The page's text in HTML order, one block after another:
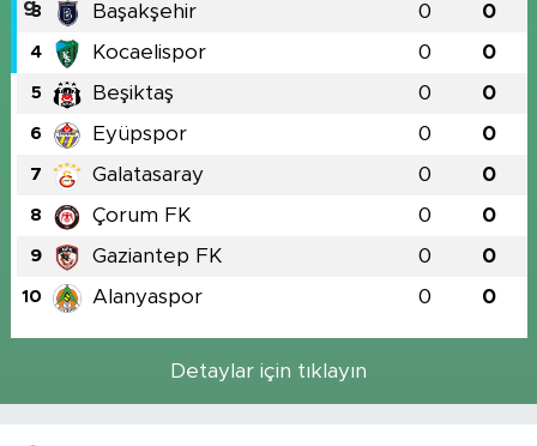
3 Başakşehir 0 0
4 Kocaelispor 0 0
5 Beşiktaş 0 0
6 Eyüpspor 0 0
7 Galatasaray 0 0
8 Çorum FK 0 0
9 Gaziantep FK 0 0
10 Alanyaspor 0 0
Detaylar için tıklayın